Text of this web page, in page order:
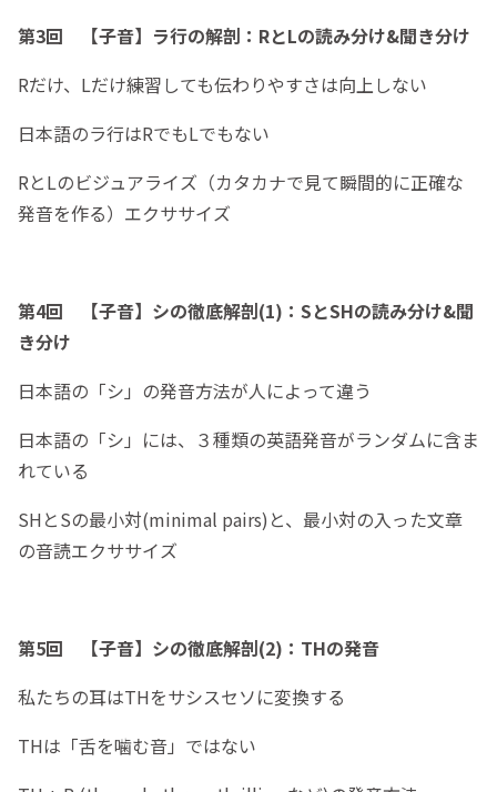
第3回 【子音】ラ行の解剖：RとLの読み分け&聞き分け
Rだけ、Lだけ練習しても伝わりやすさは向上しない
日本語のラ行はRでもLでもない
RとLのビジュアライズ（カタカナで見て瞬間的に正確な
発音を作る）エクササイズ
第4回 【子音】シの徹底解剖(1)：SとSHの読み分け&聞
き分け
日本語の「シ」の発音方法が人によって違う
日本語の「シ」には、３種類の英語発音がランダムに含ま
れている
SHとSの最小対(minimal pairs)と、最小対の入った文章
の音読エクササイズ
第5回 【子音】シの徹底解剖(2)：THの発音
私たちの耳はTHをサシスセソに変換する
THは「舌を噛む音」ではない